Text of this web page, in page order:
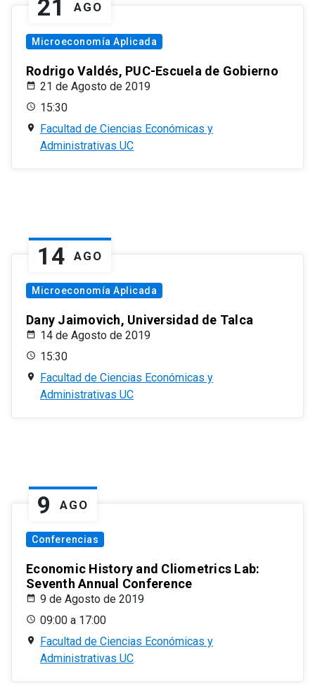
21 AGO
Microeconomía Aplicada
Rodrigo Valdés, PUC-Escuela de Gobierno
21 de Agosto de 2019
15:30
Facultad de Ciencias Económicas y
Administrativas UC
14 AGO
Microeconomía Aplicada
Dany Jaimovich, Universidad de Talca
14 de Agosto de 2019
15:30
Facultad de Ciencias Económicas y
Administrativas UC
9 AGO
Conferencias
Economic History and Cliometrics Lab:
Seventh Annual Conference
9 de Agosto de 2019
09:00 a 17:00
Facultad de Ciencias Económicas y
Administrativas UC